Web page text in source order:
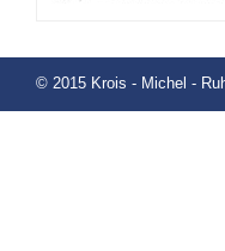
© 2015 Krois - Michel -